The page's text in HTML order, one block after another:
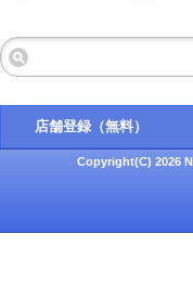
店舗登録（無料）
Copyright(C) 2026